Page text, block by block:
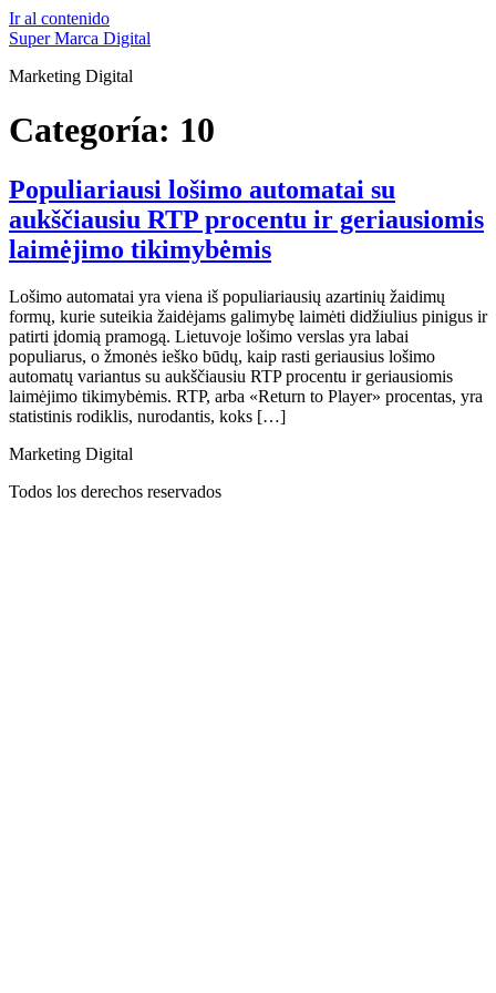
Ir al contenido
Super Marca Digital
Marketing Digital
Categoría: 10
Populiariausi lošimo automatai su
aukščiausiu RTP procentu ir geriausiomis
laimėjimo tikimybėmis
Lošimo automatai yra viena iš populiariausių azartinių žaidimų
formų, kurie suteikia žaidėjams galimybę laimėti didžiulius pinigus ir
patirti įdomią pramogą. Lietuvoje lošimo verslas yra labai
populiarus, o žmonės ieško būdų, kaip rasti geriausius lošimo
automatų variantus su aukščiausiu RTP procentu ir geriausiomis
laimėjimo tikimybėmis. RTP, arba «Return to Player» procentas, yra
statistinis rodiklis, nurodantis, koks […]
Marketing Digital
Todos los derechos reservados